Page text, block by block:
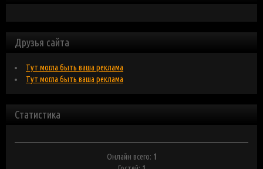
Друзья сайта
Тут могла быть ваша реклама
Тут могла быть ваша реклама
Статистика
Онлайн всего: 1